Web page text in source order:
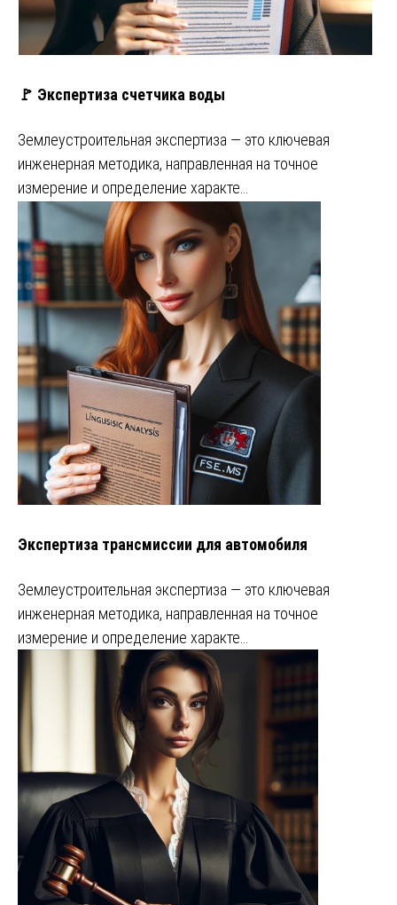
🚩 Экспертиза счетчика воды
Землеустроительная экспертиза — это ключевая
инженерная методика, направленная на точное
измерение и определение характе…
Экспертиза трансмиссии для автомобиля
Землеустроительная экспертиза — это ключевая
инженерная методика, направленная на точное
измерение и определение характе…